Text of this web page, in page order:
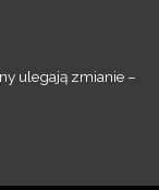
ulegają zmianie –